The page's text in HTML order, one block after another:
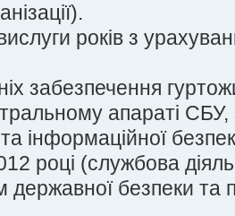
років з
забезпечення
апараті
інформаційної
році (службова
державної безпеки та